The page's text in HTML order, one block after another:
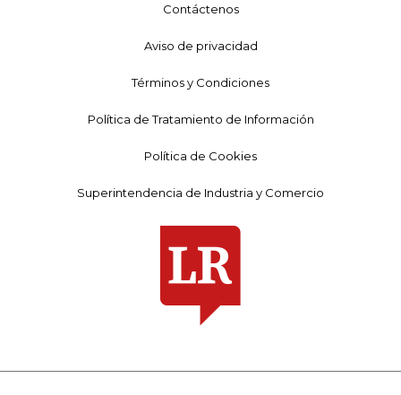
Contáctenos
Aviso de privacidad
Términos y Condiciones
Política de Tratamiento de Información
Política de Cookies
Superintendencia de Industria y Comercio